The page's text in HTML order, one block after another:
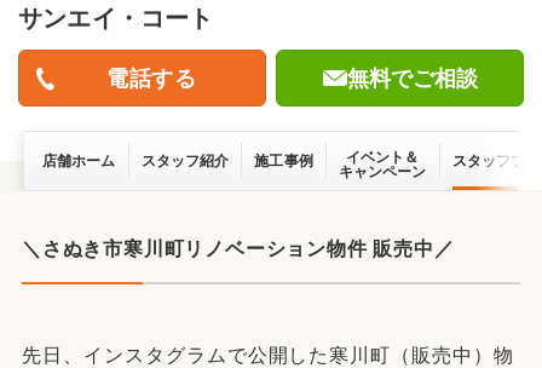
サンエイ・コート
無料でご相談
店舗ホーム スタッフ紹介 施工事例
イベント＆
キャンペーン
スタッフブ
＼さぬき市寒川町リノベーション物件 販売中／
先日、インスタグラムで公開した寒川町（販売中）物